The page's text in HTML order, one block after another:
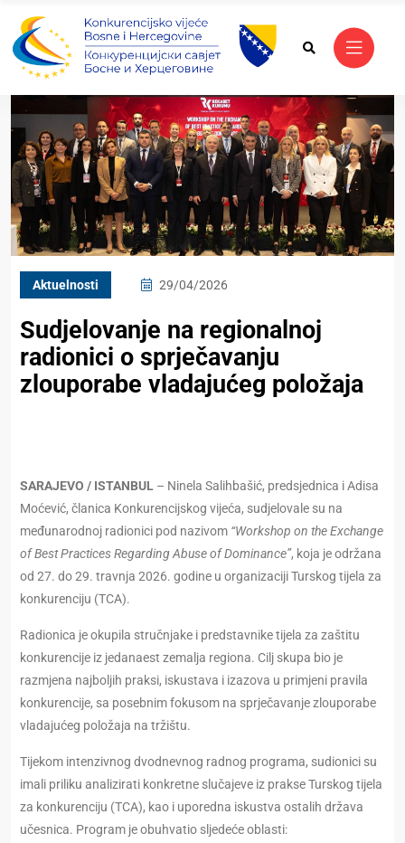
Aktuelnosti 29/04/2026
Sudjelovanje na regionalnoj
radionici o sprječavanju
zlouporabe vladajućeg položaja
SARAJEVO / ISTANBUL – Ninela Salihbašić, predsjednica i Adisa
Moćević, članica Konkurencijskog vijeća, sudjelovale su na
međunarodnoj radionici pod nazivom “Workshop on the Exchange
of Best Practices Regarding Abuse of Dominance”, koja je održana
od 27. do 29. travnja 2026. godine u organizaciji Turskog tijela za
konkurenciju (TCA).
Radionica je okupila stručnjake i predstavnike tijela za zaštitu
konkurencije iz jedanaest zemalja regiona. Cilj skupa bio je
razmjena najboljih praksi, iskustava i izazova u primjeni pravila
konkurencije, sa posebnim fokusom na sprječavanje zlouporabe
vladajućeg položaja na tržištu.
Tijekom intenzivnog dvodnevnog radnog programa, sudionici su
imali priliku analizirati konkretne slučajeve iz prakse Turskog tijela
za konkurenciju (TCA), kao i uporedna iskustva ostalih država
učesnica. Program je obuhvatio sljedeće oblasti: